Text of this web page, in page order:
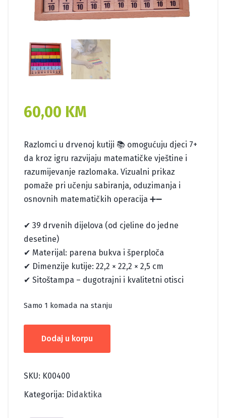
60,00 KM
Razlomci u drvenoj kutiji 📚 omogućuju djeci 7+
da kroz igru razvijaju matematičke vještine i
razumijevanje razlomaka. Vizualni prikaz
pomaže pri učenju sabiranja, oduzimanja i
osnovnih matematičkih operacija ➕➖
✔ 39 drvenih dijelova (od cjeline do jedne
desetine)
✔ Materijal: parena bukva i šperploča
✔ Dimenzije kutije: 22,2 × 22,2 × 2,5 cm
✔ Sitoštampa – dugotrajni i kvalitetni otisci
Samo 1 komada na stanju
količina
Dodaj u korpu
SKU: K00400
Kategorija: Didaktika